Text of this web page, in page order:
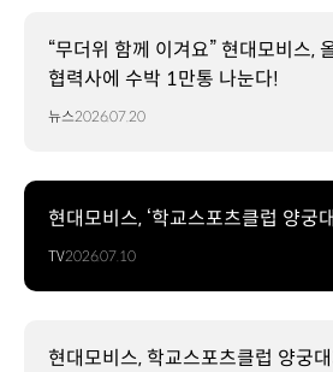
“무더위 함께 이겨요” 현대모비스,
협력사에 수박 1만통 나눈다!
뉴스2026.07.20
현대모비스, ‘학교스포츠클럽 양궁
TV2026.07.10
현대모비스, 학교스포츠클럽 양궁